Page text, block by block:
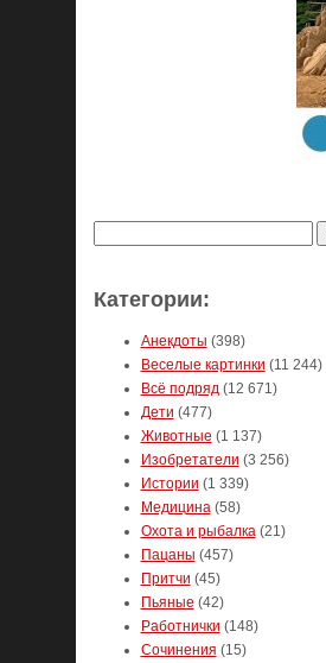
Категории:
Анекдоты (398)
Веселые картинки (11 244)
Всё подряд(12 671)
Дети (477)
Животные (1 137)
Изобретатели (3 256)
Истории (1 339)
Медицина(58)
Охота и рыбалка(21)
Пацаны (457)
Притчи (45)
Пьяные (42)
Работнички (148)
Сочинения (15)